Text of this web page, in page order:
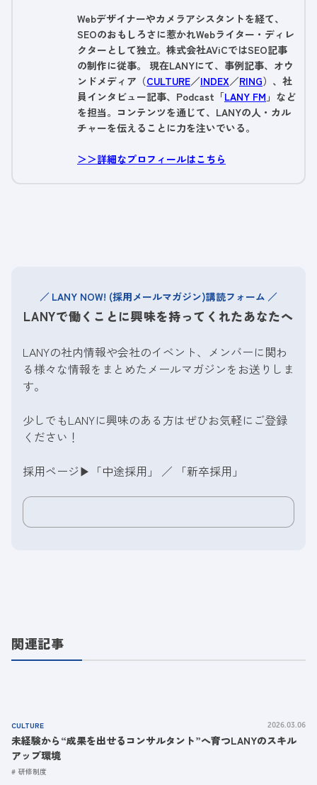
Webデザイナーやカメラアシスタントを経て、
SEOのおもしろさに惹かれWebライター・ディレ
クターとして独立。株式会社AViCではSEO記事
の制作に従事。 現在LANYにて、事例記事、オウ
ンドメディア（CULTURE／INDEX／RING）、社
員インタビュー記事、Podcast「LANY FM 」など
を担当。コンテンツを通じて、LANYの人・カル
チャーを伝えることに力を注いでいる。
＞＞詳細なプロフィールはこちら
LANY NOW! (採用メールマガジン)講読フォーム
LANYで働くことに興味を持ってくれたあなたへ
LANYの社内情報や会社のイベント、メンバーに関わ
る様々な情報をまとめたメールマガジンをお送りしま
す。
少しでもLANYに興味のある方はぜひお気軽にご登録
ください！
採用ページ▶︎ 「中途採用」 ／ 「新卒採用」
関連記事
CULTURE 2026.03.06
未経験から“成果を出せるコンサルタント”へ育つLANYのスキル
アップ環境
研修制度